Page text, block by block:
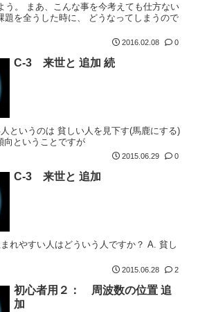
う。 まあ、こんな事を今考えても仕方ない
題を全うした時に、 どうなってしまうので
2016.02.08 0
C-3 来世と 追加 続
というのは 貧しい人を見下す(馬鹿にする)
向ということですが
2015.06.29 0
C-3 来世と 追加
れやすい人はどういう人ですか？ A. 貧し
2015.06.28 2
初心者用２： 周波数の位置 追
加